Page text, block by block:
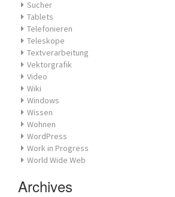
Sucher
Tablets
Telefonieren
Teleskope
Textverarbeitung
Vektorgrafik
Video
Wiki
Windows
Wissen
Wohnen
WordPress
Work in Progress
World Wide Web
Archives